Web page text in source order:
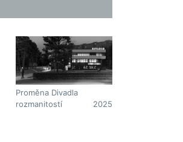
Proměna Divadla
rozmanitostí
2025